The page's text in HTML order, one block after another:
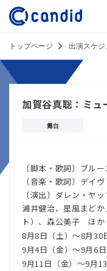
トップページ 出演スケ
加賀谷真聡：ミュ
舞台
〔脚本・歌詞〕ブル
〔音楽・歌詞〕デイ
〔演出〕ダレン・ヤッ
浦井健治、星風まど
ト）、森公美子 ほか
8月8日（土）～8月
9月4日（金）～9月6
9月11日（金）～9月